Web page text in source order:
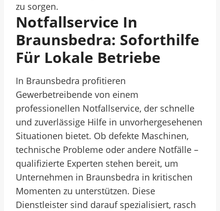
zu sorgen.
Notfallservice In
Braunsbedra: Soforthilfe
Für Lokale Betriebe
In Braunsbedra profitieren
Gewerbetreibende von einem
professionellen Notfallservice, der schnelle
und zuverlässige Hilfe in unvorhergesehenen
Situationen bietet. Ob defekte Maschinen,
technische Probleme oder andere Notfälle –
qualifizierte Experten stehen bereit, um
Unternehmen in Braunsbedra in kritischen
Momenten zu unterstützen. Diese
Dienstleister sind darauf spezialisiert, rasch